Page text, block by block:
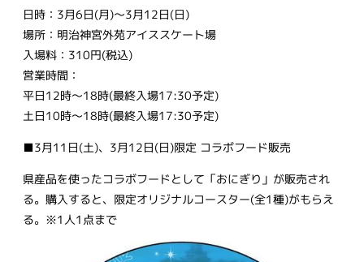
日時：3月6日(月)〜3月12日(日)
場所：明治神宮外苑アイススケート場
入場料：310円(税込)
営業時間：
平日12時〜18時(最終入場17:30予定)
土日10時〜18時(最終入場17:30予定)
■3月11日(土)、3月12日(日)限定 コラボフード販売
県産品を使ったコラボフードとして「おにぎり」が販売され
る。購入すると、限定オリジナルコースター(全1種)がもらえ
る。※1人1点まで